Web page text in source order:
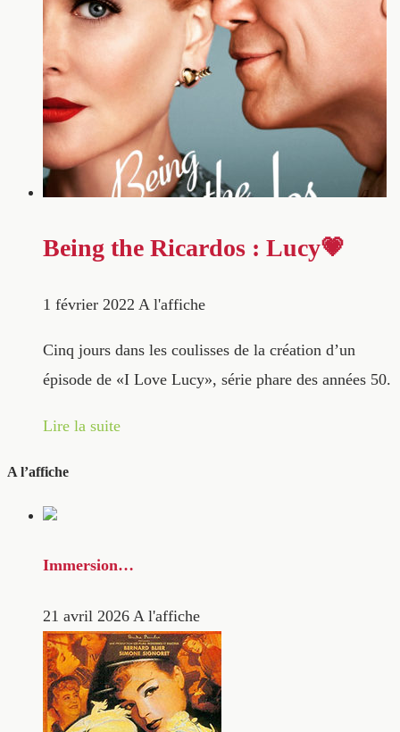
Being the Ricardos : Lucy💗
1 février 2022 A l'affiche
Cinq jours dans les coulisses de la création d’un
épisode de «I Love Lucy», série phare des années 50.
Lire la suite
A l’affiche
Immersion…
21 avril 2026 A l'affiche